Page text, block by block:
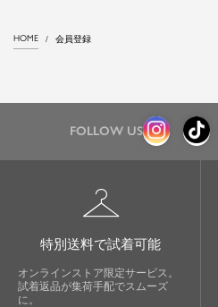
HOME 会員登録
FOLLOW US
checkroom
特別送料で試着可能
オンラインストア限定サービス。
試着返品が集荷手配でスムーズ
に。